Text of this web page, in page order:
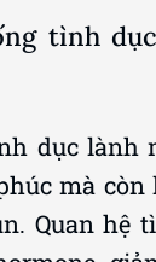
tình
dục lành
mà còn
Quan hệ